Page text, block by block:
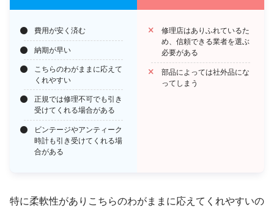
費用が安く済む
納期が早い
こちらのわがままに応えて
くれやすい
正規では修理不可でも引き
受けてくれる場合がある
ビンテージやアンティーク
時計も引き受けてくれる場
合がある
修理店はありふれているた
め、信頼できる業者を選ぶ
必要がある
部品によっては社外品にな
ってしまう
特に柔軟性がありこちらのわがままに応えてくれやすいの